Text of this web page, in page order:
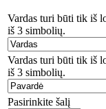
Vardas turi būti tik iš
iš 3 simbolių.
Vardas turi būti tik iš
iš 3 simbolių.
Pasirinkite šalį